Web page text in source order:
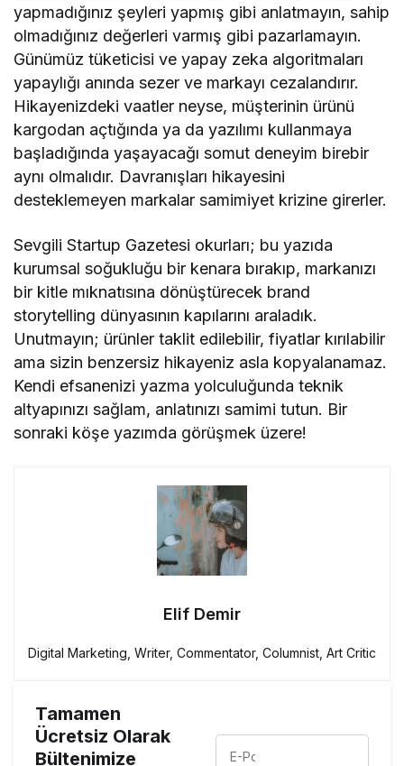
yapmadığınız şeyleri yapmış gibi anlatmayın, sahip
olmadığınız değerleri varmış gibi pazarlamayın.
Günümüz tüketicisi ve yapay zeka algoritmaları
yapaylığı anında sezer ve markayı cezalandırır.
Hikayenizdeki vaatler neyse, müşterinin ürünü
kargodan açtığında ya da yazılımı kullanmaya
başladığında yaşayacağı somut deneyim birebir
aynı olmalıdır. Davranışları hikayesini
desteklemeyen markalar samimiyet krizine girerler.
Sevgili Startup Gazetesi okurları; bu yazıda
kurumsal soğukluğu bir kenara bırakıp, markanızı
bir kitle mıknatısına dönüştürecek brand
storytelling dünyasının kapılarını araladık.
Unutmayın; ürünler taklit edilebilir, fiyatlar kırılabilir
ama sizin benzersiz hikayeniz asla kopyalanamaz.
Kendi efsanenizi yazma yolculuğunda teknik
altyapınızı sağlam, anlatınızı samimi tutun. Bir
sonraki köşe yazımda görüşmek üzere!
Elif Demir
Digital Marketing, Writer, Commentator, Columnist, Art Critic
Tamamen
Ücretsiz Olarak
Bültenimize